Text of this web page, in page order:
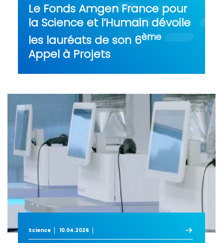
Le Fonds Amgen France pour
la Science et l’Humain dévoile
les lauréats de son 6ème
Appel à Projets
Science 10.04.2026